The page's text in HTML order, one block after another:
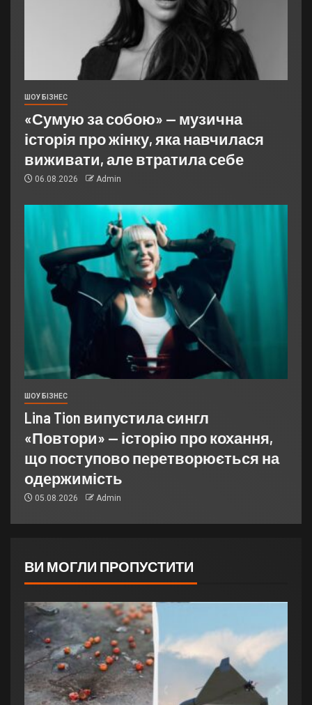
ШОУ БІЗНЕС
«Сумую за собою» — музична
історія про жінку, яка навчилася
виживати, але втратила себе
06.08.2026 Admin
ШОУ БІЗНЕС
Lina Tion випустила сингл
«Повтори» — історію про кохання,
що поступово перетворюється на
одержимість
05.08.2026 Admin
ВИ МОГЛИ ПРОПУСТИТИ